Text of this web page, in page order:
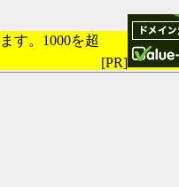
[PR]
す。1000を超